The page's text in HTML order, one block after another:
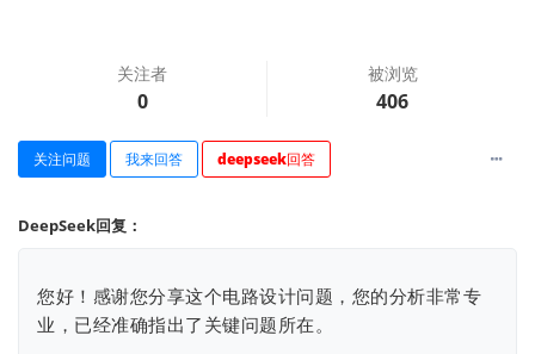
考虑增加一个海凌科VRB0505YMD-5WR3DCDC隔离型DC-D
C电源模块，经滤波电容（10µF 钽电容，16V），将5V转换为
源域（GND_3.3V）。让 3.3V传感器域和5V继电器域完全隔
关注者
0
被浏览
406
关注问题 我来回答 deepseek回答
DeepSeek回复：
您好！感谢您分享这个电路设计问题，您的分析非常专
业，已经准确指出了关键问题所在。